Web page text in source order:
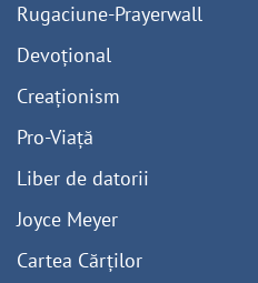
Rugaciune-Prayerwall
Devoțional
Creaționism
Pro-Viață
Liber de datorii
Joyce Meyer
Cartea Cărților